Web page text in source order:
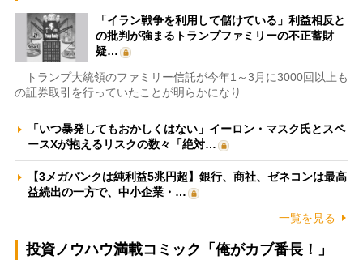
「イラン戦争を利用して儲けている」利益相反と
の批判が強まるトランプファミリーの不正蓄財
疑…
トランプ大統領のファミリー信託が今年1～3月に3000回以上も
の証券取引を行っていたことが明らかになり…
「いつ暴発してもおかしくはない」イーロン・マスク氏とスペ
ースXが抱えるリスクの数々「絶対…
【3メガバンクは純利益5兆円超】銀行、商社、ゼネコンは最高
益続出の一方で、中小企業・…
一覧を見る
投資ノウハウ満載コミック「俺がカブ番長！」